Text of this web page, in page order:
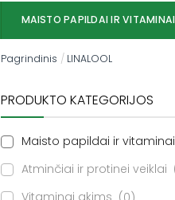
MAISTO PAPILDAI IR VITAMINAI
Pagrindinis / LINALOOL
PRODUKTO KATEGORIJOS
Maisto papildai ir vitaminai
Atminčiai ir protinei veiklai